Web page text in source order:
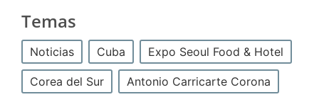
Temas
Noticias Cuba Expo Seoul Food & Hotel
Corea del Sur Antonio Carricarte Corona